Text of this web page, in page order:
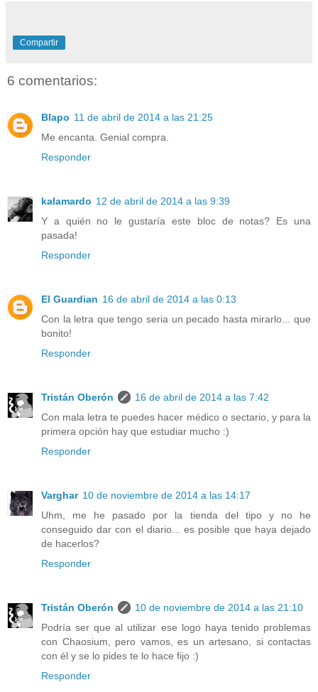
Compartir
6 comentarios:
Blapo 11 de abril de 2014 a las 21:25
Me encanta. Genial compra.
Responder
kalamardo 12 de abril de 2014 a las 9:39
Y a quién no le gustaría este bloc de notas? Es una
pasada!
Responder
El Guardian 16 de abril de 2014 a las 0:13
Con la letra que tengo seria un pecado hasta mirarlo... que
bonito!
Responder
Tristán Oberón
16 de abril de 2014 a las 7:42
Con mala letra te puedes hacer médico o sectario, y para la
primera opción hay que estudiar mucho :)
Responder
Varghar 10 de noviembre de 2014 a las 14:17
Uhm, me he pasado por la tienda del tipo y no he
conseguido dar con el diario... es posible que haya dejado
de hacerlos?
Responder
Tristán Oberón
10 de noviembre de 2014 a las 21:10
Podría ser que al utilizar ese logo haya tenido problemas
con Chaosium, pero vamos, es un artesano, si contactas
con él y se lo pides te lo hace fijo :)
Responder